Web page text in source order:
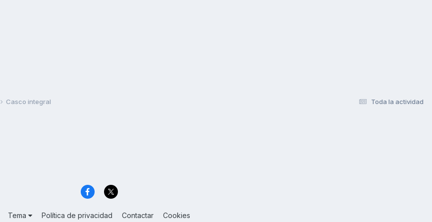
Toda la actividad
Casco integral
Tema Política de privacidad Contactar Cookies